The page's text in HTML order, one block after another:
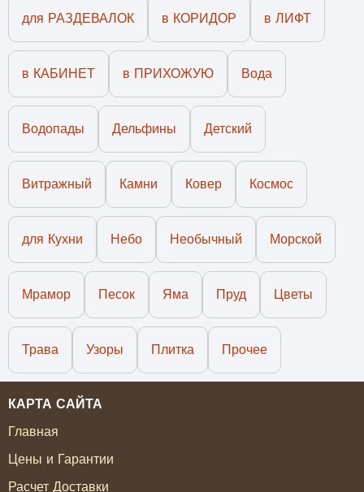
для РАЗДЕВАЛОК в КОРИДОР в ЛИФТ
в КАБИНЕТ в ПРИХОЖУЮ Вода
Водопады Дельфины Детский
Витражный Камни Ковер Космос
для Кухни Небо Необычный Морской
Мрамор Песок Яма Пруд Цветы
Трава Узоры Плитка Прочее
КАРТА САЙТА
Главная
Цены и Гарантии
Расчет Доставки